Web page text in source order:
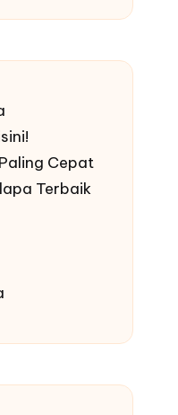
Cepat
Terbaik